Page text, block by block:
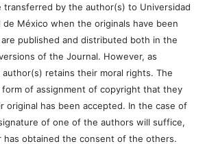
transferred by the author(s) to Universidad
de México when the originals have been
published and distributed both in the
of the Journal. However, as
retains their moral rights. The
of assignment of copyright that they
original has been accepted. In the case of
of one of the authors will suffice,
obtained the consent of the others.